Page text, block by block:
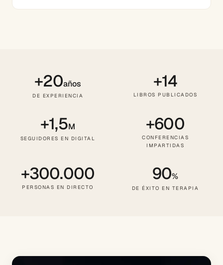
+20años
DE EXPERIENCIA
+14
LIBROS PUBLICADOS
+1,5M
SEGUIDORES EN DIGITAL
+600
CONFERENCIAS
IMPARTIDAS
+300.000
PERSONAS EN DIRECTO
90%
DE ÉXITO EN TERAPIA